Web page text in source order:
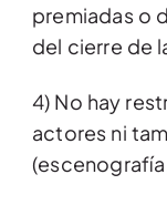
premiadas o
del cierre de
4) No hay
actores ni